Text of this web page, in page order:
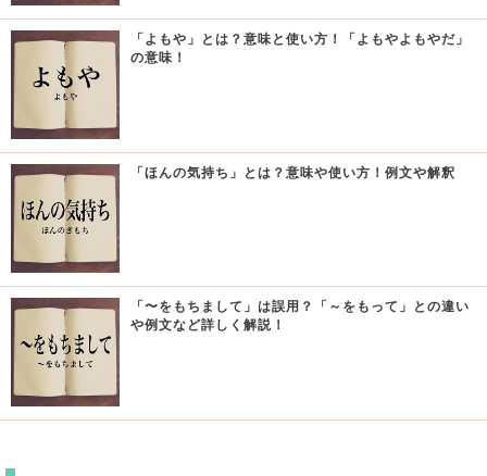
「よもや」とは？意味と使い方！「よもやよもやだ」
の意味！
「ほんの気持ち」とは？意味や使い方！例文や解釈
「〜をもちまして」は誤用？「～をもって」との違い
や例文など詳しく解説！